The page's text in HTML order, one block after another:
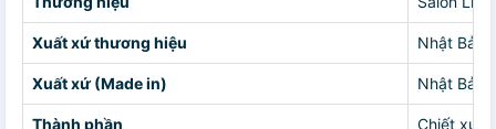
Xuất xứ thương hiệu Nhật Bản
Xuất xứ (Made in) Nhật Bản
Thành phần Chiết xuất